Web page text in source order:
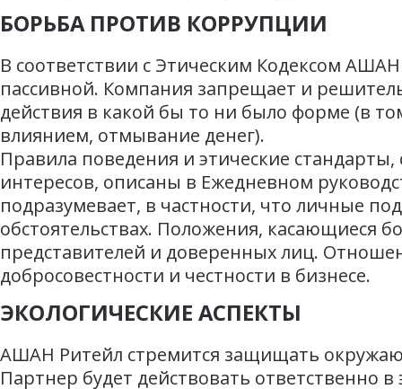
БОРЬБА ПРОТИВ КОРРУПЦИИ
В соответствии с Этическим Кодексом
пассивной. Компания запрещает и
действия в какой бы то ни было форме (в
влиянием, отмывание денег).
Правила поведения и этические
интересов, описаны в Ежедневном
подразумевает, в частности, что личные
обстоятельствах. Положения, касающиеся
представителей и доверенных лиц.
добросовестности и честности в бизнесе.
ЭКОЛОГИЧЕСКИЕ АСПЕКТЫ
АШАН Ритейл стремится защищать
Партнер будет действовать ответственно